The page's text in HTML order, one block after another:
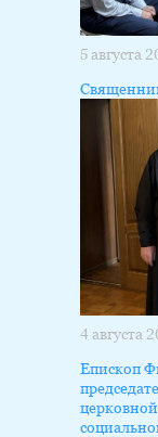
5 августа
4 августа
Епископ